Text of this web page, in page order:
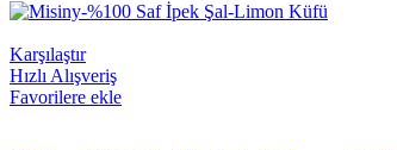
Karşılaştır
Hızlı Alışveriş
Favorilere ekle